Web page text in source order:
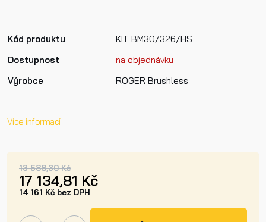
Kód produktu
KIT BM30/326/HS
Dostupnost
na objednávku
Výrobce
ROGER Brushless
Více informací
13 588,30 Kč
17 134,81 Kč
14 161 Kč bez DPH